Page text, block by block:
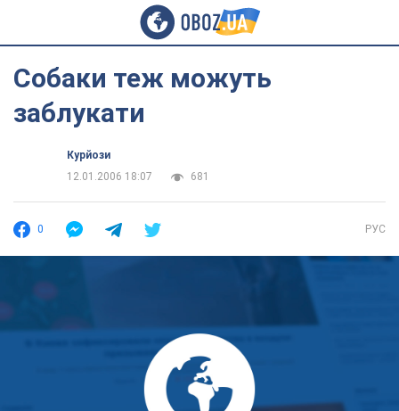
Собаки теж можуть
заблукати
Курйози
12.01.2006 18:07
681
0 РУС